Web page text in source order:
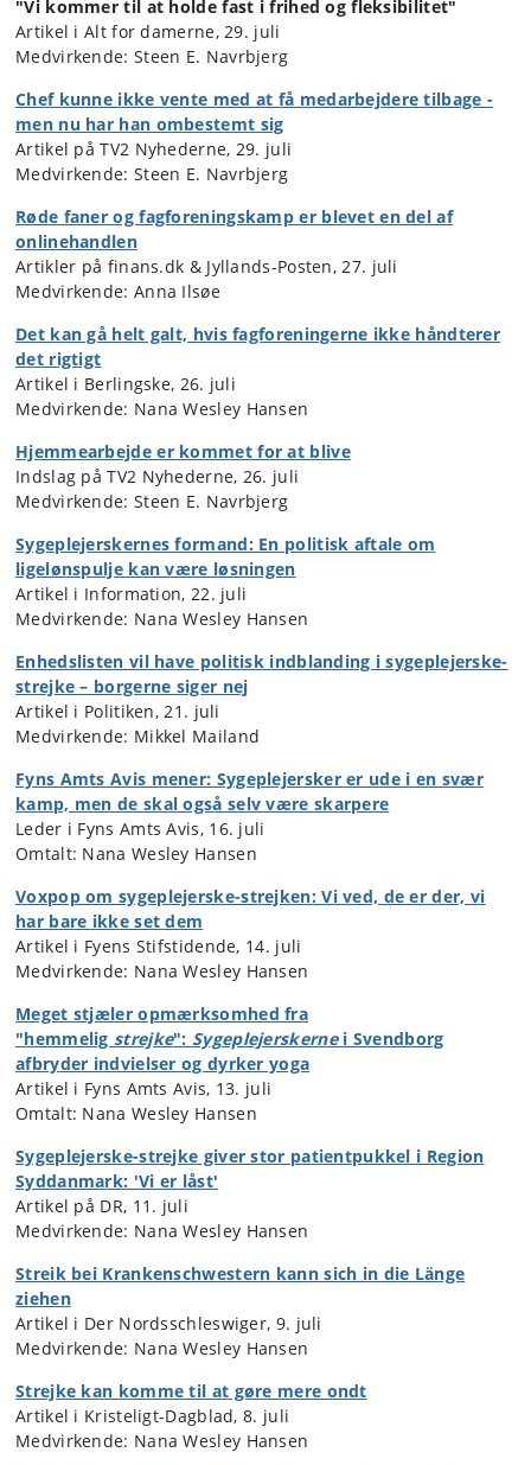
"Vi kommer til at holde fast i frihed og fleksibilitet"
Artikel i Alt for damerne, 29. juli
Medvirkende: Steen E. Navrbjerg
Chef kunne ikke vente med at få medarbejdere tilbage -
men nu har han ombestemt sig
Artikel på TV2 Nyhederne, 29. juli
Medvirkende: Steen E. Navrbjerg
Røde faner og fagforeningskamp er blevet en del af
onlinehandlen
Artikler på finans.dk & Jyllands-Posten, 27. juli
Medvirkende: Anna Ilsøe
Det kan gå helt galt, hvis fagforeningerne ikke håndterer
det rigtigt
Artikel i Berlingske, 26. juli
Medvirkende: Nana Wesley Hansen
Hjemmearbejde er kommet for at blive
Indslag på TV2 Nyhederne, 26. juli
Medvirkende: Steen E. Navrbjerg
Sygeplejerskernes formand: En politisk aftale om
ligelønspulje kan være løsningen
Artikel i Information, 22. juli
Medvirkende: Nana Wesley Hansen
Enhedslisten vil have politisk indblanding i sygeplejerske-
strejke – borgerne siger nej
Artikel i Politiken, 21. juli
Medvirkende: Mikkel Mailand
Fyns Amts Avis mener: Sygeplejersker er ude i en svær
kamp, men de skal også selv være skarpere
Leder i Fyns Amts Avis, 16. juli
Omtalt: Nana Wesley Hansen
Voxpop om sygeplejerske-strejken: Vi ved, de er der, vi
har bare ikke set dem
Artikel i Fyens Stifstidende, 14. juli
Medvirkende: Nana Wesley Hansen
Meget stjæler opmærksomhed fra
"hemmeligstrejke": Sygeplejerskernei Svendborg
afbryder indvielser og dyrker yoga
Artikel i Fyns Amts Avis, 13. juli
Omtalt: Nana Wesley Hansen
Sygeplejerske-strejke giver stor patientpukkel i Region
Syddanmark: 'Vi er låst'
Artikel på DR, 11. juli
Medvirkende: Nana Wesley Hansen
Streik bei Krankenschwestern kann sich in die Länge
ziehen
Artikel i Der Nordsschleswiger, 9. juli
Medvirkende: Nana Wesley Hansen
Strejke kan komme til at gøre mere ondt
Artikel i Kristeligt-Dagblad, 8. juli
Medvirkende: Nana Wesley Hansen